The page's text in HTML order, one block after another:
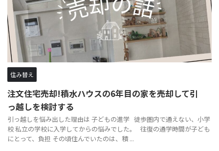
住み替え
注文住宅売却!積水ハウスの6年目の家を売却して引
っ越しを検討する
引っ越しを悩み出した理由は 子どもの進学 徒歩圏内で通えない、小学
校 私立の学校に入学してからの悩みでした。 往復の通学時間が子ども
にとって、負担 その頃住んでいたのは、積 ...